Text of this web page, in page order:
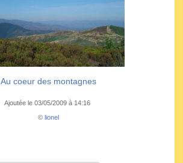
Au coeur des montagnes
Ajoutée le 03/05/2009 à 14:16
© lionel